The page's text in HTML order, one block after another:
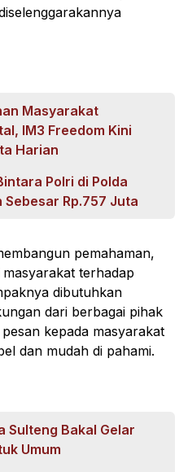
Masyarakat
IM3 Freedom Kini
Harian
Polri di Polda
Rp.757 Juta
pemahaman,
terhadap
dibutuhkan
dari berbagai pihak
kepada masyarakat
dan mudah di pahami.
Sulteng Bakal Gelar
Umum